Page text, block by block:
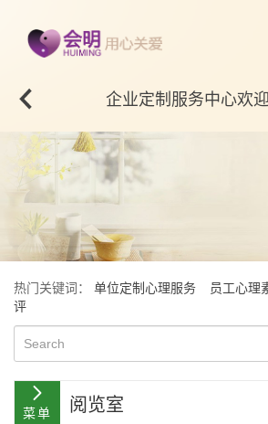
企业定制服务中心欢迎
热门关键词： 单位定制心理服务 员工心理
评
阅览室